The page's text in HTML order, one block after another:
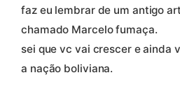
faz eu lembrar de um antigo
chamado Marcelo fumaça.
sei que vc vai crescer e ainda
a nação boliviana.